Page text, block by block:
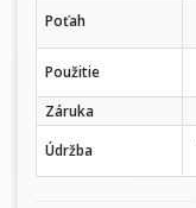
Poťah
Použitie
Záruka
Údržba